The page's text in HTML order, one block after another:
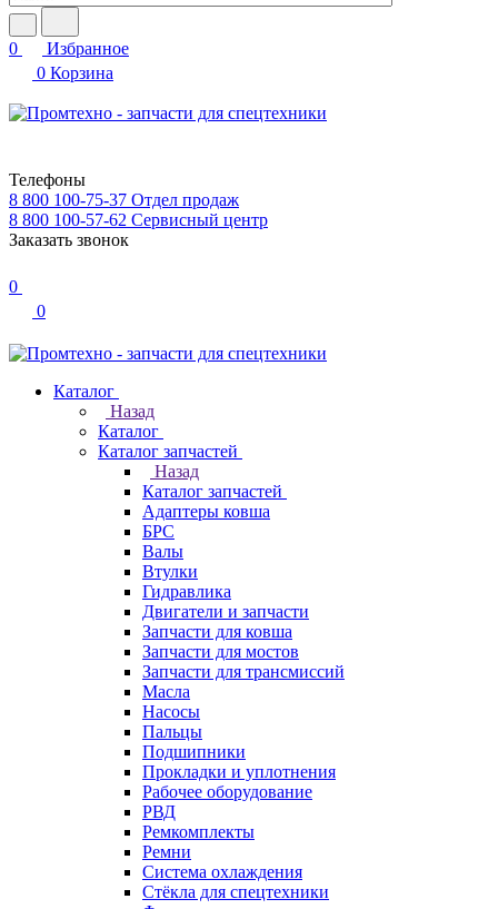
0
Избранное
0 Корзина
Телефоны
8 800 100-75-37 Отдел продаж
8 800 100-57-62 Сервисный центр
Заказать звонок
0
0
Каталог
Назад
Каталог
Каталог запчастей
Назад
Каталог запчастей
Адаптеры ковша
БРС
Валы
Втулки
Гидравлика
Двигатели и запчасти
Запчасти для ковша
Запчасти для мостов
Запчасти для трансмиссий
Масла
Насосы
Пальцы
Подшипники
Прокладки и уплотнения
Рабочее оборудование
РВД
Ремкомплекты
Ремни
Система охлаждения
Стёкла для спецтехники